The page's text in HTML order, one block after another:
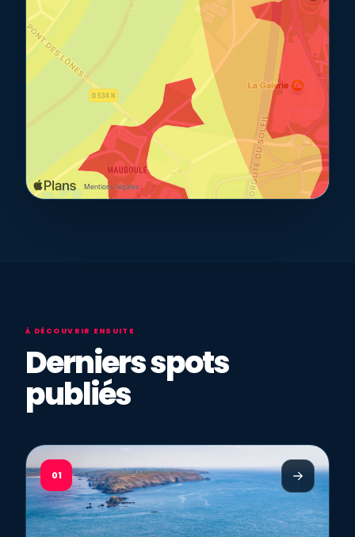
À DÉCOUVRIR ENSUITE
Derniers spots
publiés
01